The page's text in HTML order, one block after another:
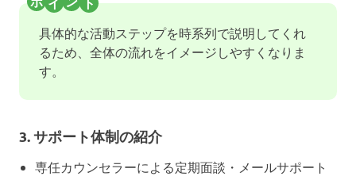
具体的な活動ステップを時系列で説明してくれ
るため、全体の流れをイメージしやすくなりま
す。
3. サポート体制の紹介
専任カウンセラーによる定期面談・メールサポート